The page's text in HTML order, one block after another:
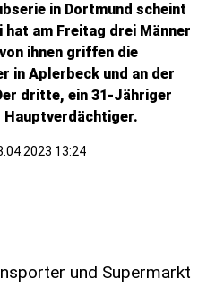
in Dortmund scheint
am Freitag drei Männer
ihnen griffen die
in Aplerbeck und an der
dritte, ein 31-Jähriger
13:24
und Supermarkt